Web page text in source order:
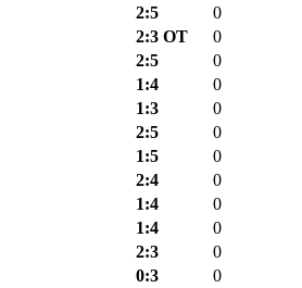
2:5
0
2:3 ОТ
0
2:5
0
1:4
0
1:3
0
2:5
0
1:5
0
2:4
0
1:4
0
1:4
0
2:3
0
0:3 0